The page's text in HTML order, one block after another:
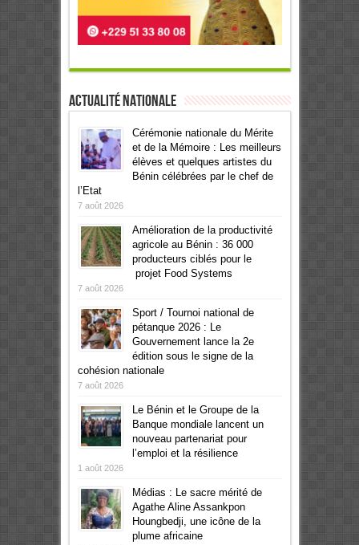
Actualité Nationale
Cérémonie nationale du Mérite
et de la Mémoire : Les meilleurs
élèves et quelques artistes du
Bénin célébrées par le chef de
l’Etat
7 août 2026
Amélioration de la productivité
agricole au Bénin : 36 000
producteurs ciblés pour le
projet Food Systems
7 août 2026
Sport / Tournoi national de
pétanque 2026 : Le
Gouvernement lance la 2e
édition sous le signe de la
cohésion nationale
7 août 2026
Le Bénin et le Groupe de la
Banque mondiale lancent un
nouveau partenariat pour
l’emploi et la résilience
1 août 2026
Médias : Le sacre mérité de
Agathe Aline Assankpon
Houngbedji, une icône de la
plume africaine